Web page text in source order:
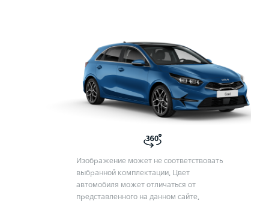
Изображение может не соответствовать
выбранной комплектации. Цвет
автомобиля может отличаться от
представленного на данном сайте.